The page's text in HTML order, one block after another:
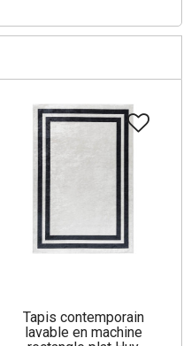
Tapis contemporain
lavable en machine